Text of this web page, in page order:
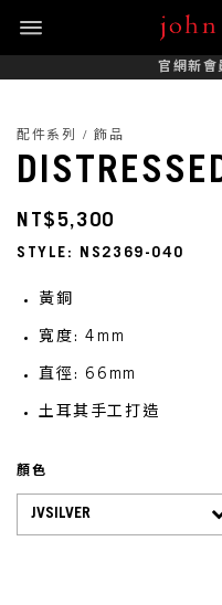
官網新會
配件系列 / 飾品
STYLE: NS2369-040
黃銅
寬度: 4mm
直徑: 66mm
土耳其手工打造
NT$5,300
顏色